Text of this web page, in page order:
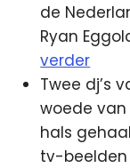
de
Ryan
verder
Twee dj’s
woede
hals
tv-